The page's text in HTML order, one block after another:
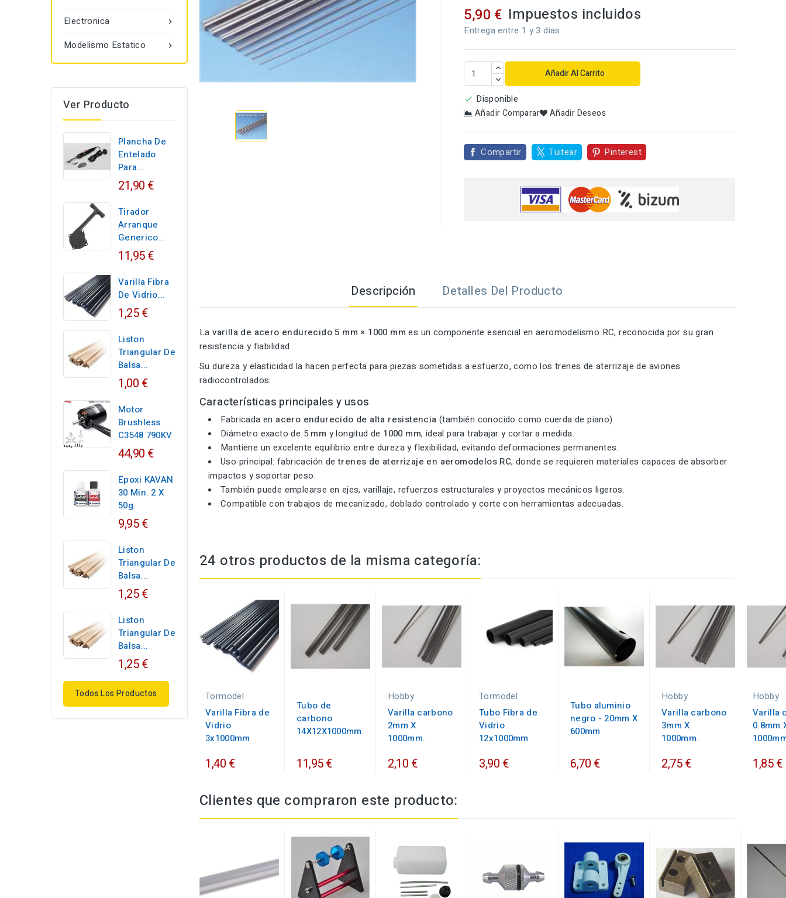

Electronica

Modelismo Estatico
Ver Producto
Plancha De
Entelado
Para...
21,90 €
Tirador
Arranque
Generico...
11,95 €
Varilla Fibra
De Vidrio...
1,25 €
Liston
Triangular De
Balsa...
1,00 €
Motor
Brushless
C3548 790KV
44,90 €
Epoxi KAVAN
30 Min. 2 X
50g.
9,95 €
Liston
Triangular De
Balsa...
1,25 €
Liston
Triangular De
Balsa...
1,25 €
Todos Los Productos

5,90 € Impuestos incluidos
Entrega entre 1 y 3 dias
Añadir Al Carrito
 Disponible
Añadir Comparar Añadir Deseos
Compartir Tuitear Pinterest
Descripción Detalles Del Producto
Lavarilla de acero endurecido 5 mm × 1000 mm es un componente esencial en aeromodelismo RC, reconocida por su gran
resistencia y fiabilidad.
Su dureza y elasticidad la hacen perfecta para piezas sometidas a esfuerzo, como los trenes de aterrizaje de aviones
radiocontrolados.
Características principales y usos
Fabricada en acero endurecido de alta resistencia (también conocido como cuerda de piano).
Diámetro exacto de 5 mm y longitud de 1000 mm, ideal para trabajar y cortar a medida.
Mantiene un excelente equilibrio entre dureza y flexibilidad, evitando deformaciones permanentes.
Uso principal: fabricación detrenes de aterrizaje en aeromodelos RC, donde se requieren materiales capaces de absorber
impactos y soportar peso.
También puede emplearse en ejes, varillaje, refuerzos estructurales y proyectos mecánicos ligeros.
Compatible con trabajos de mecanizado, doblado controlado y corte con herramientas adecuadas.
24 otros productos de la misma categoría:
Tormodel
Varilla Fibra de
Vidrio
3x1000mm
1,40 €
Tubo de
carbono
14X12X1000mm.
11,95 €
Hobby
Varilla carbono
2mm X
1000mm.
2,10 €
Tormodel
Tubo Fibra de
Vidrio
12x1000mm
3,90 €
Tubo aluminio
negro - 20mm X
600mm
6,70 €
Hobby
Varilla carbono
3mm X
1000mm.
2,75 €
Hobby
Varilla
0.8mm
1,85 €
Clientes que compraron este producto: